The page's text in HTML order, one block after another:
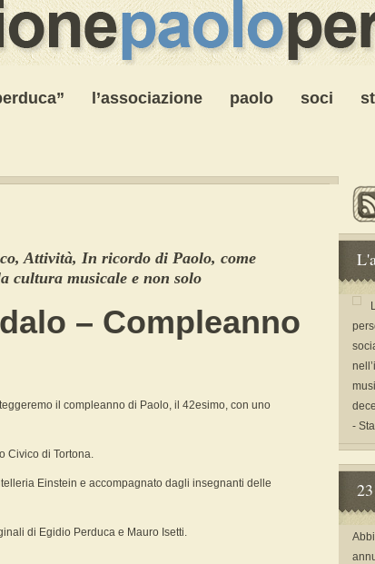
l’associazione paolo soci
,Attività, In ricordo di Paolo, come
cultura musicale e non solo
– Compleanno
il compleanno di Paolo, il 42esimo, con uno
Civico di Tortona.
Einstein e accompagnato dagli insegnanti delle
di Egidio Perduca e Mauro Isetti.
-